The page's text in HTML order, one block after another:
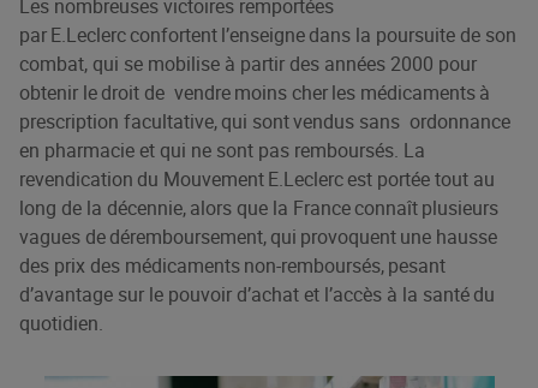
Les nombreuses victoires remportées
par E.Leclerc confortent l’enseigne dans la poursuite de son
combat, qui se mobilise à partir des années 2000 pour
obtenir le droit de vendre moins cher les médicaments à
prescription facultative, qui sont vendus sans ordonnance
en pharmacie et qui ne sont pas remboursés. La
revendication du Mouvement E.Leclerc est portée tout au
long de la décennie, alors que la France connaît plusieurs
vagues de déremboursement, qui provoquent une hausse
des prix des médicaments non-remboursés, pesant
d’avantage sur le pouvoir d’achat et l’accès à la santé du
quotidien.